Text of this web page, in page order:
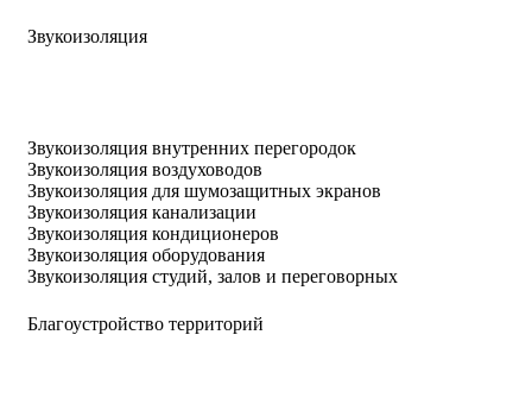
Звукоизоляция
Звукоизоляция внутренних перегородок
Звукоизоляция воздуховодов
Звукоизоляция для шумозащитных экранов
Звукоизоляция канализации
Звукоизоляция кондиционеров
Звукоизоляция оборудования
Звукоизоляция студий, залов и переговорных
Благоустройство территорий